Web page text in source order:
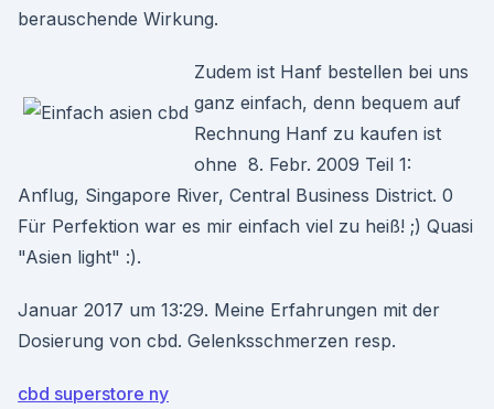
berauschende Wirkung.
Zudem ist Hanf bestellen bei uns
ganz einfach, denn bequem auf
Rechnung Hanf zu kaufen ist
ohne 8. Febr. 2009 Teil 1:
Anflug, Singapore River, Central Business District. 0
Für Perfektion war es mir einfach viel zu heiß! ;) Quasi
"Asien light" :).
Januar 2017 um 13:29. Meine Erfahrungen mit der
Dosierung von cbd. Gelenksschmerzen resp.
cbd superstore ny